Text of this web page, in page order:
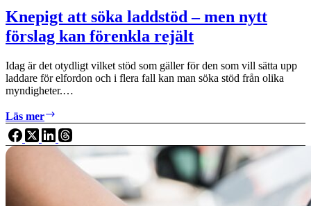
Knepigt att söka laddstöd – men nytt
förslag kan förenkla rejält
Idag är det otydligt vilket stöd som gäller för den som vill sätta upp
laddare för elfordon och i flera fall kan man söka stöd från olika
myndigheter.…
Läs mer
att
söka
laddstöd